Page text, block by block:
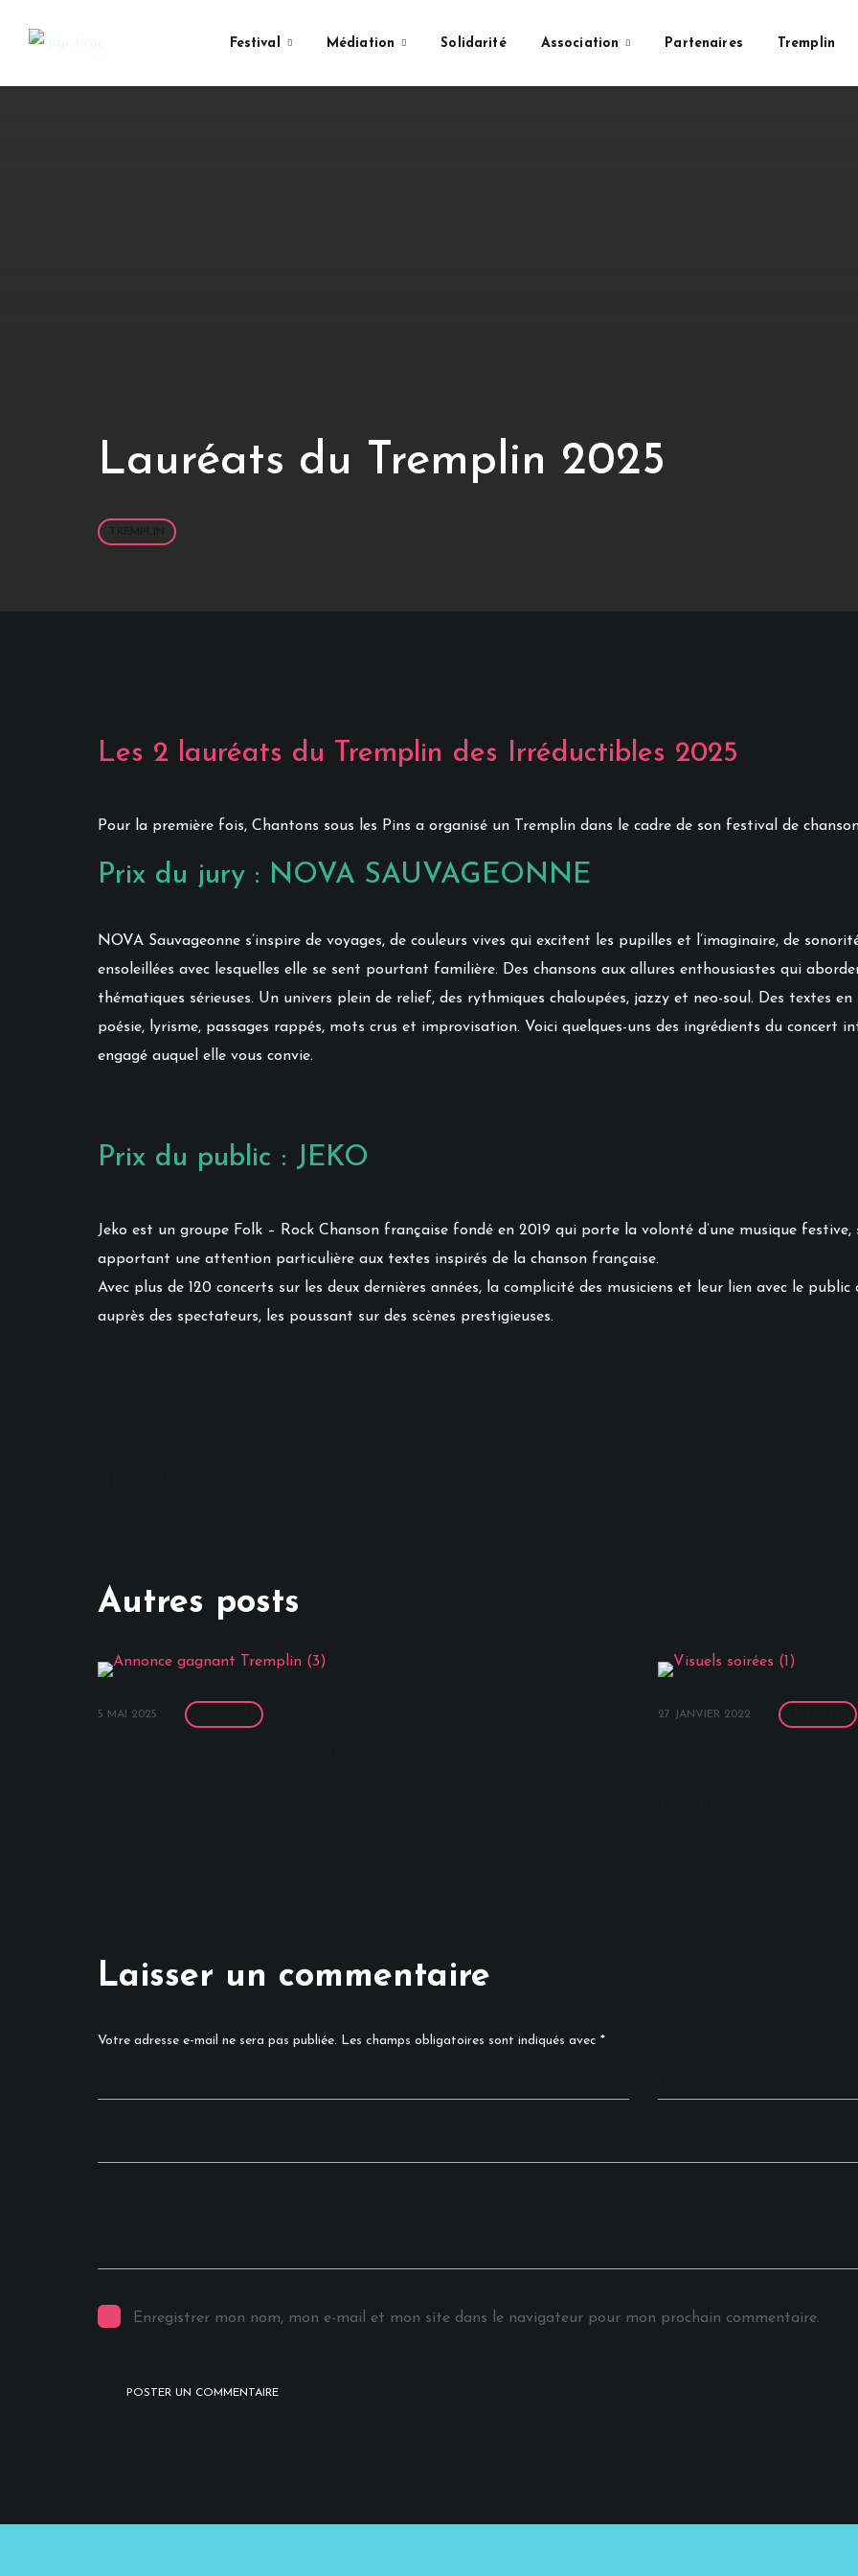
Festival Médiation Solidarité Association Partenaires Tremplin
Lauréats du Tremplin 2025
Les 2 lauréats du Tremplin des Irréductibles 2025
Pour la première fois, Chantons sous les Pins a organisé un Tremplin dans le cadre de son festival de
Prix du jury : NOVA SAUVAGEONNE
NOVA Sauvageonne s’inspire de voyages, de couleurs vives qui excitent les pupilles et l’imaginaire, de
ensoleillées avec lesquelles elle se sent pourtant familière. Des chansons aux allures enthousiastes qui
thématiques sérieuses. Un univers plein de relief, des rythmiques chaloupées, jazzy et neo-soul. Des textes
poésie, lyrisme, passages rappés, mots crus et improvisation. Voici quelques-uns des ingrédients du concert
engagé auquel elle vous convie.
Prix du public : JEKO
Jeko est un groupe Folk – Rock Chanson française fondé en 2019 qui porte la volonté d’une musique festive,
apportant une attention particulière aux textes inspirés de la chanson française.
Avec plus de 120 concerts sur les deux dernières années, la complicité des musiciens et leur lien avec le
auprès des spectateurs, les poussant sur des scènes prestigieuses.
Autres posts
5 MAI 2025 27 JANVIER 2022
Laisser un commentaire
Votre adresse e-mail ne sera pas publiée. Les champs obligatoires sont indiqués avec *
Enregistrer mon nom, mon e-mail et mon site dans le navigateur pour mon prochain commentaire.